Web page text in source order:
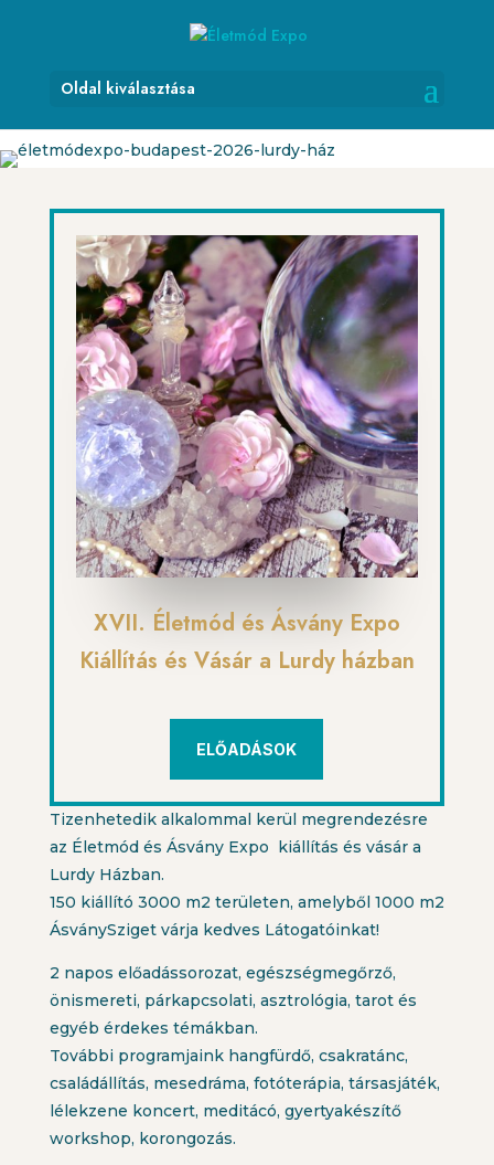
Oldal kiválasztása
XVII. Életmód és Ásvány Expo
Kiállítás és Vásár a Lurdy házban
ELŐADÁSOK
Tizenhetedik alkalommal kerül megrendezésre
az Életmód és Ásvány Expo kiállítás és vásár a
Lurdy Házban.
150 kiállító 3000 m2 területen, amelyből 1000 m2
ÁsványSziget várja kedves Látogatóinkat!
2 napos előadássorozat, egészségmegőrző,
önismereti, párkapcsolati, asztrológia, tarot és
egyéb érdekes témákban.
További programjaink hangfürdő, csakratánc,
családállítás, mesedráma, fotóterápia, társasjáték,
lélekzene koncert, meditácó, gyertyakészítő
workshop, korongozás.